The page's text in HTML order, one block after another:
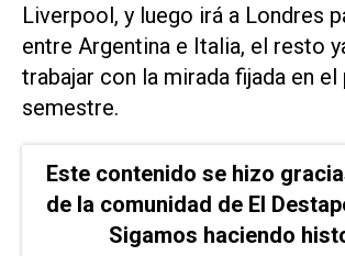
Liverpool, y luego irá a Londres
entre Argentina e Italia, el resto
trabajar con la mirada fijada en
semestre.
Este contenido se hizo
de la comunidad de El
Sigamos haciendo